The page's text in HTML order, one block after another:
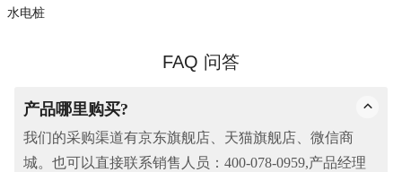
水电桩
FAQ 问答
产品哪里购买?
我们的采购渠道有京东旗舰店、天猫旗舰店、微信商
城。也可以直接联系销售人员：400-078-0959,产品经理